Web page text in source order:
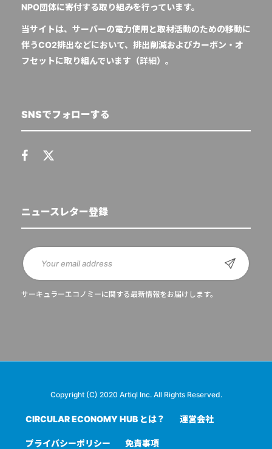
NPO団体に寄付する取り組みを行っています。
当サイトは、サーバーの電力使用と取材活動のための移動に
伴うCO2排出などにおいて、排出削減およびカーボン・オ
フセットに取り組んでいます（詳細）。
SNSでフォローする
ニュースレター登録
サーキュラーエコノミーに関する最新情報をお届けします。
Copyright (C) 2020 Artiql Inc. All Rights Reserved.
CIRCULAR ECONOMY HUB とは？ 運営会社
プライバシーポリシー 免責事項